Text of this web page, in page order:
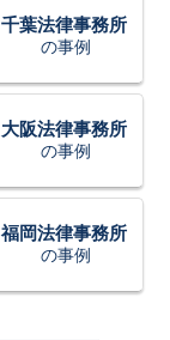
千葉法律事務所
の事例
大阪法律事務所
の事例
福岡法律事務所
の事例